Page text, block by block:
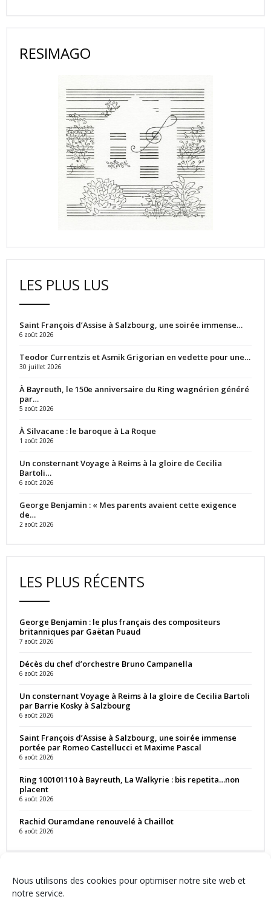
Nous utilisons des cookies pour optimiser notre site web et
notre service.
RESIMAGO
LES PLUS LUS
Saint François d’Assise à Salzbourg, une soirée immense…
6 août 2026
Teodor Currentzis et Asmik Grigorian en vedette pour une…
30 juillet 2026
À Bayreuth, le 150e anniversaire du Ring wagnérien généré
par…
5 août 2026
À Silvacane : le baroque à La Roque
1 août 2026
Un consternant Voyage à Reims à la gloire de Cecilia
Bartoli…
6 août 2026
George Benjamin : « Mes parents avaient cette exigence
de…
2 août 2026
LES PLUS RÉCENTS
George Benjamin : le plus français des compositeurs
britanniques par Gaëtan Puaud
7 août 2026
Décès du chef d’orchestre Bruno Campanella
6 août 2026
Un consternant Voyage à Reims à la gloire de Cecilia Bartoli
par Barrie Kosky à Salzbourg
6 août 2026
Saint François d’Assise à Salzbourg, une soirée immense
portée par Romeo Castellucci et Maxime Pascal
6 août 2026
Ring 100101110 à Bayreuth, La Walkyrie : bis repetita…non
placent
6 août 2026
Rachid Ouramdane renouvelé à Chaillot
6 août 2026